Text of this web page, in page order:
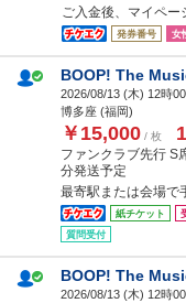
ご入金後、マイペー
発券番号 女
BOOP! The
2026/08/13 (木) 12時
博多座 (福岡)
￥15,000 / 枚 1
ファンクラブ先行
分発送予定
最寄駅または会場で
紙チケット
質問受付
BOOP! The
2026/08/13 (木) 12時